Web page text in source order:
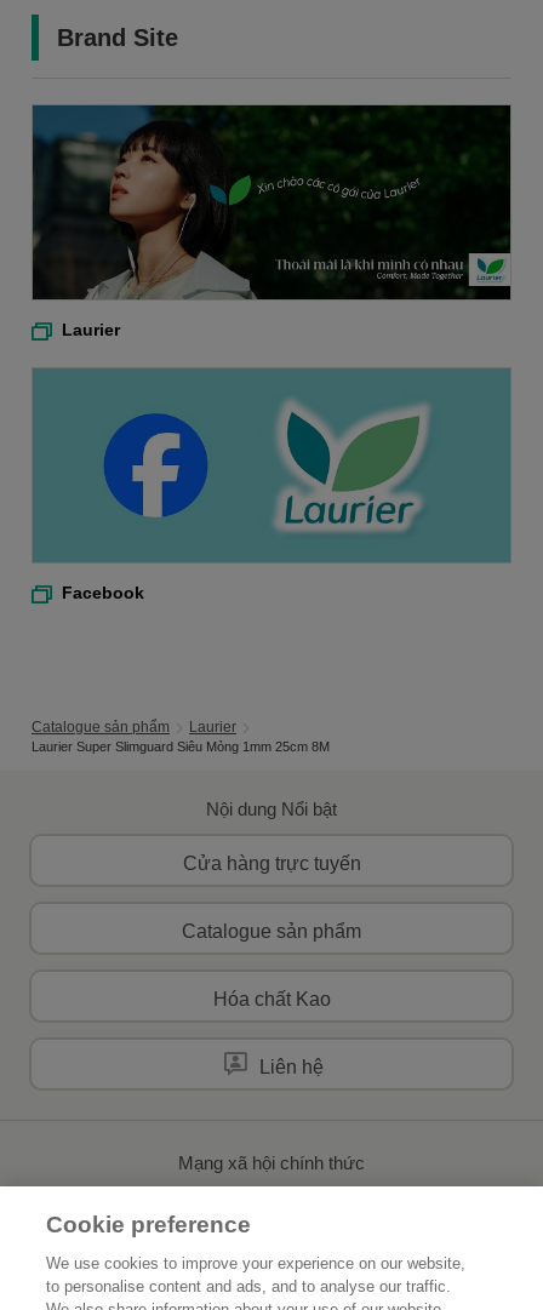
Brand Site
Laurier
Facebook
Catalogue sản phẩm Laurier
Laurier Super Slimguard Siêu Mỏng 1mm 25cm 8M
Nội dung Nổi bật
Cửa hàng trực tuyến
Catalogue sản phẩm
Hóa chất Kao
Liên hệ
Mạng xã hội chính thức
Trang chủ Về Kao
Cookie preference
We use cookies to improve your experience on our website,
to personalise content and ads, and to analyse our traffic.